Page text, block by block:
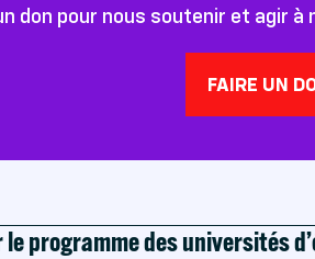
don pour nous soutenir et agir
FAIRE UN
programme des universités